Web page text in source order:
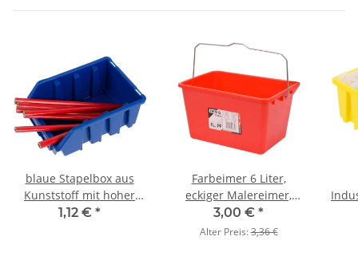
blaue Stapelbox aus
Kunststoff mit hoher
Traglast Wandlasche
1,12 € *
Farbeimer 6 Liter,
eckiger Malereimer,
Eimer
3,00 € *
Alter Preis:3,36 €